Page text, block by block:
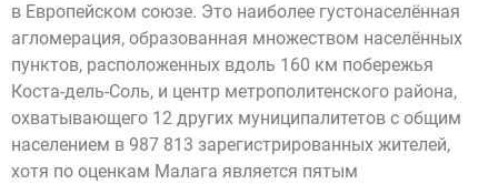
в Европейском союзе. Это наиболее густонаселённая
агломерация, образованная множеством населённых
пунктов, расположенных вдоль 160 км побережья
Коста-дель-Соль, и центр метрополитенского района,
охватывающего 12 других муниципалитетов с общим
населением в 987 813 зарегистрированных жителей,
хотя по оценкам Малага является пятым